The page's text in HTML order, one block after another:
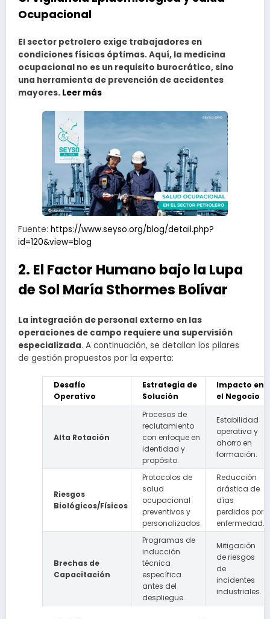
Ocupacional
El sector petrolero exige trabajadores en
condiciones físicas óptimas. Aquí, la medicina
ocupacional no es un requisito burocrático, sino
una herramienta de prevención de accidentes
mayores. Leer más
Fuente: https://www.seyso.org/blog/detail.php?
id=120&view=blog
2. El Factor Humano bajo la Lupa
de Sol María Sthormes Bolívar
La integración de personal externo en las
operaciones de campo requiere una supervisión
especializada. A continuación, se detallan los pilares
de gestión propuestos por la experta:
Desafío
Operativo
Estrategia de
Solución
Impacto en
el Negocio
Alta Rotación
Procesos de
reclutamiento
con enfoque en
identidad y
propósito.
Estabilidad
operativa y
ahorro en
formación.
Riesgos
Biológicos/Físicos
Protocolos de
salud
ocupacional
preventivos y
personalizados.
Reducción
drástica de
días
perdidos por
enfermedad.
Brechas de
Capacitación
Programas de
inducción
técnica
específica
antes del
despliegue.
Mitigación
de riesgos
de
incidentes
industriales.